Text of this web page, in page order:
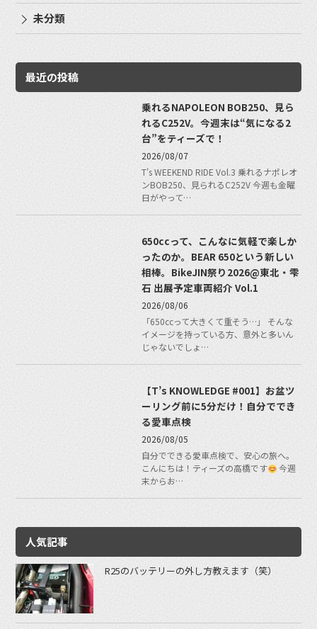
未分類
最近の投稿
乗れるNAPOLEON BOB250、見ら
れるC252V。今週末は“気になる2
台”をティーズで！
2026/08/07
T's WEEKEND RIDE Vol.3 乗れるナポレオ
ンBOB250、見られるC252V 今週も金曜
日がやって…
650ccって、こんなに気軽で楽しか
ったのか。BEAR 650という新しい
相棒。BikeJIN祭り2026@東北・雫
石 出展予定車両紹介 Vol.1
2026/08/06
「650ccって大きくて重そう…」 そんな
イメージを持っている方、意外と多いん
じゃないでしょ…
【T’s KNOWLEDGE #001】お盆ツ
ーリング前に5分だけ！自分ででき
る愛車点検
2026/08/05
自分でできる愛車点検で、安心の旅へ。
こんにちは！ティーズの高橋です
今週
末からお…
人気記事
R25のバッテリーの外し方教えます（笑）